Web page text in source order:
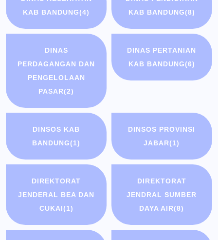
KAB BANDUNG(4)
KAB BANDUNG(8)
DINAS
PERDAGANGAN DAN
PENGELOLAAN
PASAR(2)
DINAS PERTANIAN
KAB BANDUNG(6)
DINSOS KAB
BANDUNG(1)
DINSOS PROVINSI
JABAR(1)
DIREKTORAT
JENDERAL BEA DAN
CUKAI(1)
DIREKTORAT
JENDRAL SUMBER
DAYA AIR(8)